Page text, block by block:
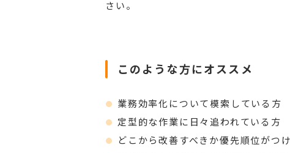
さい。
このような方にオススメ
業務効率化について模索している方
定型的な作業に日々追われている方
どこから改善すべきか優先順位がつ